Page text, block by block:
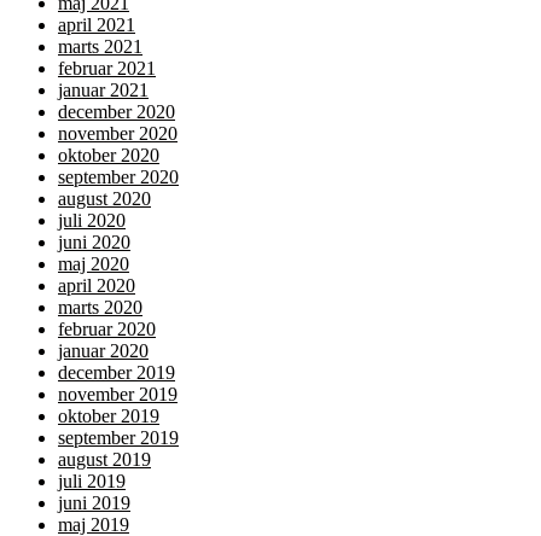
april 2021
marts 2021
februar 2021
januar 2021
december 2020
november 2020
oktober 2020
september 2020
august 2020
juli 2020
juni 2020
maj 2020
april 2020
marts 2020
februar 2020
januar 2020
december 2019
november 2019
oktober 2019
september 2019
august 2019
juli 2019
juni 2019
maj 2019